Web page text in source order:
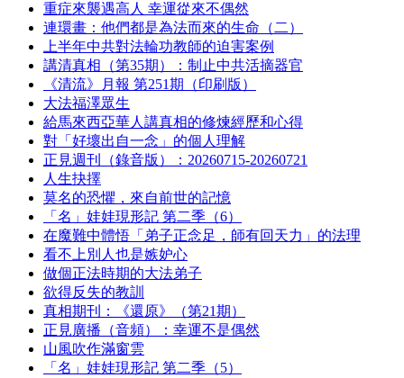
重症來襲遇高人 幸運從來不偶然
連環畫：他們都是為法而來的生命（二）
上半年中共對法輪功教師的迫害案例
講清真相（第35期）：制止中共活摘器官
《清流》月報 第251期（印刷版）
大法福澤眾生
給馬來西亞華人講真相的修煉經歷和心得
對「好壞出自一念」的個人理解
正見週刊（錄音版）：20260715-20260721
人生抉擇
莫名的恐懼，來自前世的記憶
「名」娃娃現形記 第二季（6）
在魔難中體悟「弟子正念足，師有回天力」的法理
看不上別人也是嫉妒心
做個正法時期的大法弟子
欲得反失的教訓
真相期刊：《還原》（第21期）
正見廣播（音頻）：幸運不是偶然
山風吹作滿窗雲
「名」娃娃現形記 第二季（5）